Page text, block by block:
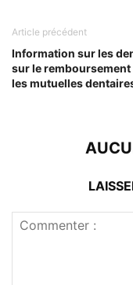
Article précédent
Information sur les
sur le remboursement
les mutuelles